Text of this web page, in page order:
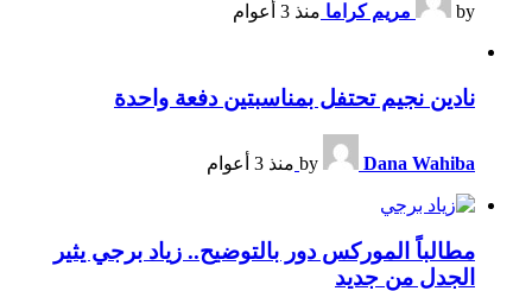
by مريم كراما منذ 3 أعوام
نادين نجيم تحتفل بمناسبتين دفعة واحدة
by Dana Wahiba منذ 3 أعوام
مطالباً الموركس دور بالتوضيح.. زياد برجي يثير
الجدل من جديد